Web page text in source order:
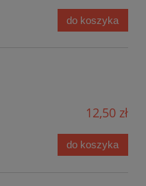
do koszyka
12,50 zł
do koszyka